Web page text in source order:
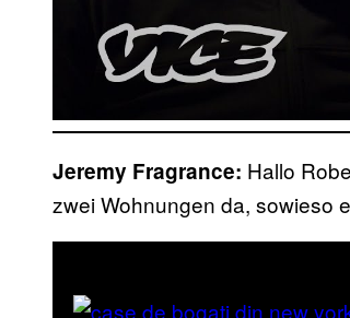
Jeremy Fragrance: Hallo
zwei Wohnungen da, sowieso